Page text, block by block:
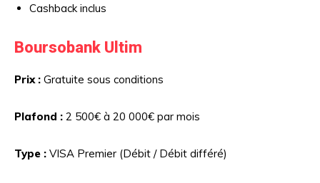
Cashback inclus
Boursobank Ultim
Prix : Gratuite sous conditions
Plafond : 2 500€ à 20 000€ par mois
Type : VISA Premier (Débit / Débit différé)